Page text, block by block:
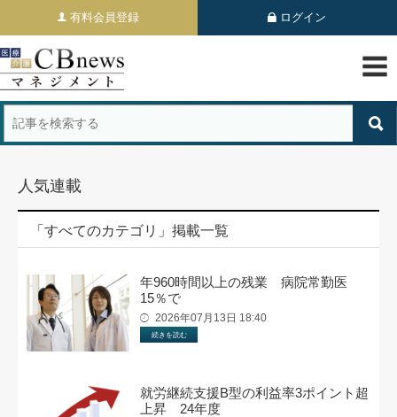
有料会員登録 ログイン
人気連載
「すべてのカテゴリ」掲載一覧
年960時間以上の残業 病院常勤医
15％で
2026年07月13日 18:40
続きを読む
就労継続支援B型の利益率3ポイント超
上昇 24年度